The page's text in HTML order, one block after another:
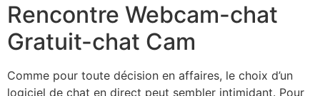
Rencontre Webcam-chat
Gratuit-chat Cam
Comme pour toute décision en affaires, le choix d’un
logiciel de chat en direct peut sembler intimidant. Pour